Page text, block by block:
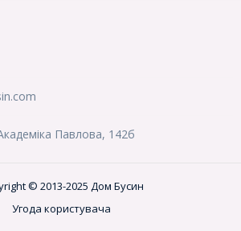
Павлова, 142б
© 2013-2025 Дом Бусин
Угода користувача